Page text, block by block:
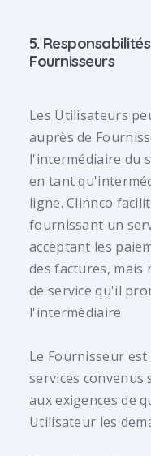
5.
Fournisseurs
Les Utilisateurs
auprès de
l'intermédiaire du
en tant
ligne. Clinnco
fournissant un
acceptant les
des factures, mais
de service qu'il
l'intermédiaire.
Le Fournisseur
services
aux exigences de
Utilisateur les